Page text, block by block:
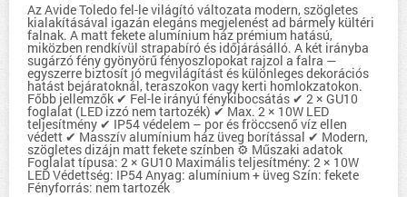
Az Avide Toledo fel-le világító változata modern, szögletes
kialakításával igazán elegáns megjelenést ad bármely kültéri
falnak. A matt fekete alumínium ház prémium hatású,
miközben rendkívül strapabíró és időjárásálló. A két irányba
sugárzó fény gyönyörű fényoszlopokat rajzol a falra —
egyszerre biztosít jó megvilágítást és különleges dekorációs
hatást bejáratoknál, teraszokon vagy kerti homlokzatokon.
Főbb jellemzők ✔ Fel-le irányú fénykibocsátás ✔ 2 × GU10
foglalat (LED izzó nem tartozék) ✔ Max. 2 × 10W LED
teljesítmény ✔ IP54 védelem – por és fröccsenő víz ellen
védett ✔ Masszív alumínium ház üveg borítással ✔ Modern,
szögletes dizájn matt fekete színben ⚙ Műszaki adatok
Foglalat típusa: 2 × GU10 Maximális teljesítmény: 2 × 10W
LED Védettség: IP54 Anyag: alumínium + üveg Szín: fekete
Fényforrás: nem tartozék